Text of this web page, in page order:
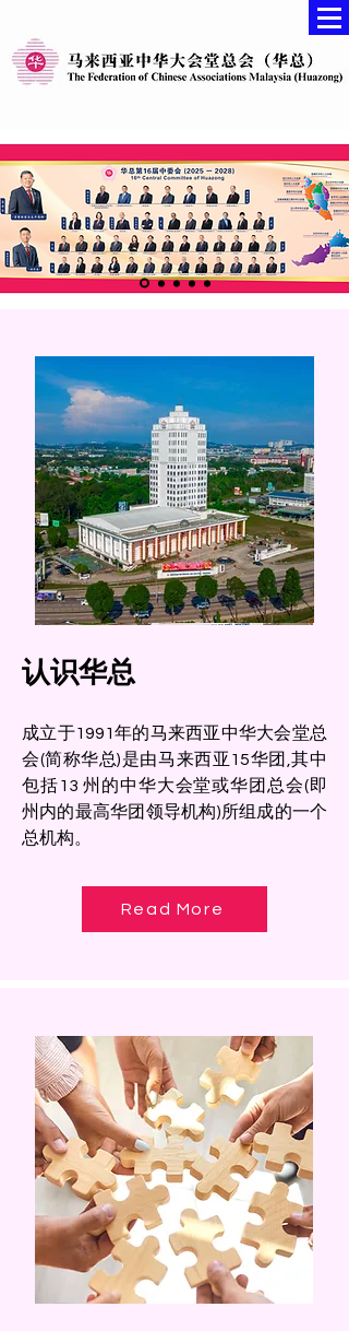
认识华总
成立于1991年的马来西亚中华大会堂总
会(简称华总)是由马来西亚15华团,其中
包括13 州的中华大会堂或华团总会(即
州内的最高华团领导机构)所组成的一个
总机构。
Read More